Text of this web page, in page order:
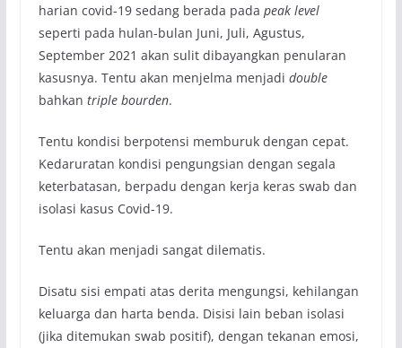
harian covid-19 sedang berada pada peak level
seperti pada hulan-bulan Juni, Juli, Agustus,
September 2021 akan sulit dibayangkan penularan
kasusnya. Tentu akan menjelma menjadi double
bahkan triple bourden.
Tentu kondisi berpotensi memburuk dengan cepat.
Kedaruratan kondisi pengungsian dengan segala
keterbatasan, berpadu dengan kerja keras swab dan
isolasi kasus Covid-19.
Tentu akan menjadi sangat dilematis.
Disatu sisi empati atas derita mengungsi, kehilangan
keluarga dan harta benda. Disisi lain beban isolasi
(jika ditemukan swab positif), dengan tekanan emosi,